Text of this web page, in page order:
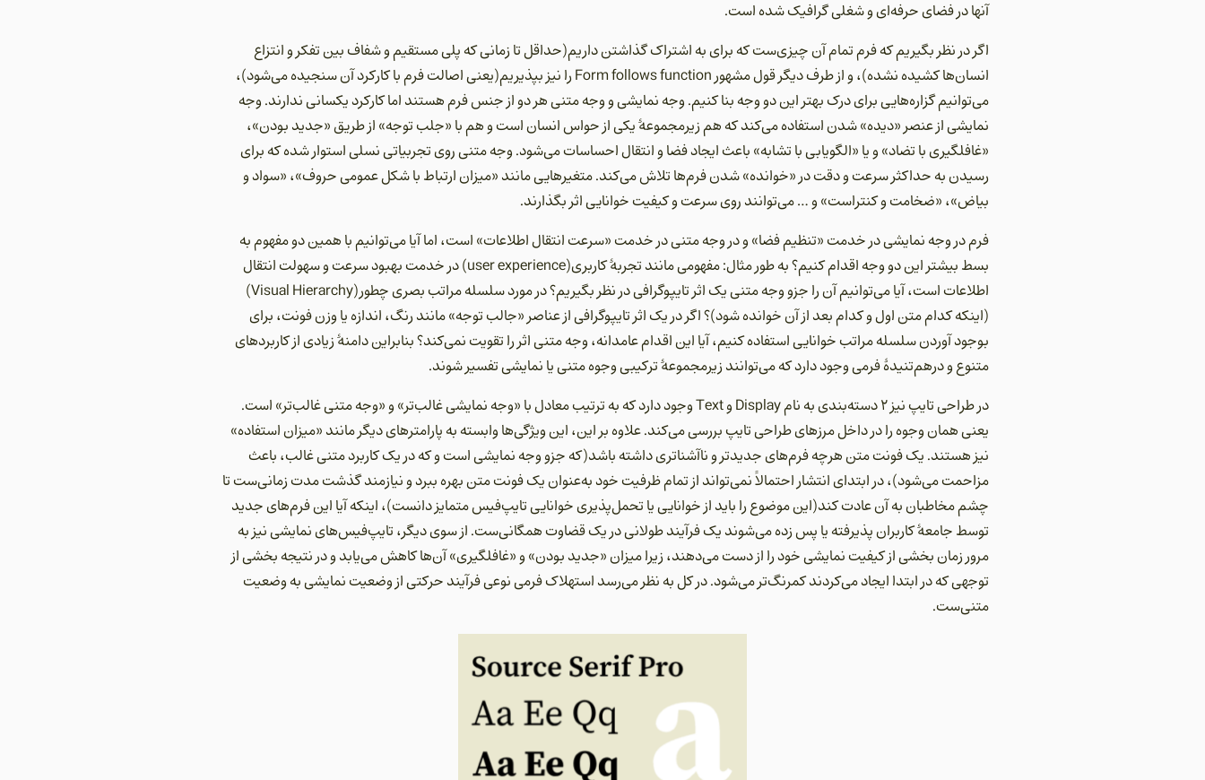
آنها در فضای حرفه‌ای و شغلی گرافیک شده است.
اگر در نظر بگیریم که فرم تمام آن چیزی‌ست که برای به اشتراک گذاشتن داریم(حداقل تا زمانی که پلی مستقیم و شفاف بین تفکر و انتزاع
انسان‌ها کشیده نشده)، و از طرف دیگر قول مشهور Form follows function را نیز بپذیریم(یعنی اصالت فرم با کارکرد آن سنجیده می‌شود)،
می‌توانیم گزاره‌هایی برای درک بهتر این دو وجه بنا کنیم. وجه نمایشی و وجه متنی هر دو از جنس فرم هستند اما کارکرد یکسانی ندارند. وجه
نمایشی از عنصر «دیده» شدن استفاده می‌کند که هم زیرمجموعۀ یکی از حواس انسان است و هم با «جلب توجه» از طریق «جدید بودن»،
«غافلگیری با تضاد» و یا «الگویابی با تشابه» باعث ایجاد فضا و انتقال احساسات می‌شود. وجه متنی روی تجربیاتی نسلی استوار شده که برای
رسیدن به حداکثر سرعت و دقت در «خوانده» شدن فرم‌ها تلاش می‌کند. متغیرهایی مانند «میزان ارتباط با شکل عمومی حروف»، «سواد و
بیاض»، «ضخامت و کنتراست» و … می‌توانند روی سرعت و کیفیت خوانایی اثر بگذارند.
فرم در وجه نمایشی در خدمت «تنظیم فضا» و در وجه متنی در خدمت «سرعت انتقال اطلاعات» است، اما آیا می‌توانیم با همین دو مفهوم به
بسط بیشتر این دو وجه اقدام کنیم؟ به طور مثال: مفهومی مانند تجربۀ کاربری(user experience) در خدمت بهبود سرعت و سهولت انتقال
اطلاعات است، آیا می‌توانیم آن را جزو وجه متنی یک اثر تایپوگرافی در نظر بگیریم؟ در مورد سلسله مراتب بصری چطور(Visual Hierarchy)
(اینکه کدام متن اول و کدام بعد از آن خوانده شود)؟ اگر در یک اثر تایپوگرافی از عناصر «جالب توجه» مانند رنگ، اندازه یا وزن فونت، برای
بوجود آوردن سلسله مراتب خوانایی استفاده کنیم، آیا این اقدام عامدانه، وجه متنی اثر را تقویت نمی‌کند؟ بنابراین دامنۀ زیادی از کاربردهای
متنوع و درهم‌تنیدۀ فرمی وجود دارد که می‌توانند زیرمجموعۀ ترکیبی وجوه متنی یا نمایشی تفسیر شوند.
در طراحی تایپ نیز ۲ دسته‌بندی به نام Display و Text وجود دارد که به ترتیب معادل با «وجه نمایشی غالب‌تر» و «وجه متنی غالب‌تر» است.
یعنی همان وجوه را در داخل مرزهای طراحی تایپ بررسی می‌کند. علاوه بر این، این ویژگی‌ها وابسته به پارامترهای دیگر مانند «میزان استفاده»
نیز هستند. یک فونت متن هرچه فرم‌های جدیدتر و ناآشناتری داشته باشد(که جزو وجه نمایشی است و که در یک کاربرد متنی غالب، باعث
مزاحمت می‌شود)، در ابتدای انتشار احتمالاً نمی‌تواند از تمام ظرفیت خود به‌عنوان یک فونت متن بهره ببرد و نیازمند گذشت مدت زمانی‌ست تا
چشم مخاطبان به آن عادت کند(این موضوع را باید از خوانایی یا تحمل‌پذیری خوانایی تایپ‌فیس متمایز دانست)، اینکه آیا این فرم‌های جدید
توسط جامعۀ کاربران پذیرفته یا پس زده می‌شوند یک فرآیند طولانی در یک قضاوت همگانی‌ست. از سوی دیگر، تایپ‌فیس‌های نمایشی نیز به
مرور زمان بخشی از کیفیت نمایشی خود را از دست می‌دهند، زیرا میزان «جدید بودن» و «غافلگیری» آن‌ها کاهش می‌یابد و در نتیجه بخشی از
توجهی که در ابتدا ایجاد می‌کردند کمرنگ‌تر می‌شود. در کل به نظر می‌رسد استهلاک فرمی نوعی فرآیند حرکتی از وضعیت نمایشی به وضعیت
متنی‌ست.